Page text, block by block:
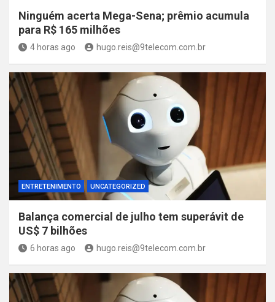
Ninguém acerta Mega-Sena; prêmio acumula
para R$ 165 milhões
4 horas ago hugo.reis@9telecom.com.br
ENTRETENIMENTO UNCATEGORIZED
Balança comercial de julho tem superávit de
US$ 7 bilhões
6 horas ago hugo.reis@9telecom.com.br